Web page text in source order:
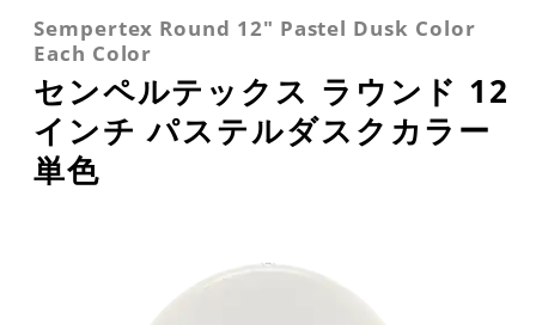
Sempertex Round 12" Pastel Dusk Color
Each Color
センペルテックス ラウンド 12
インチ パステルダスクカラー
単色